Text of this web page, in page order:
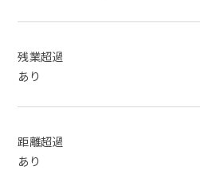
残業超過
あり
距離超過
あり